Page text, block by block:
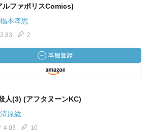
ルファポリスComics)
本孝思
2.83 2
人(3) (アフタヌーンKC)
原紘
4.03 10